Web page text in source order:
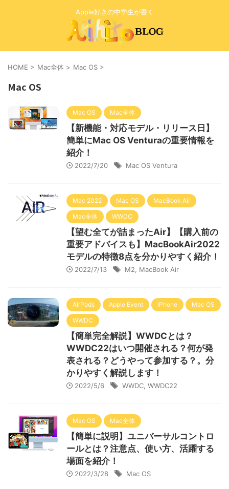
Apple好きの中学生が書く
HOME > Mac全体 > Mac OS >
Mac OS
Mac OS Mac全体
【新機能・対応モデル・リリース日】
簡単にMac OS Venturaの重要情報を
紹介！
2022/7/20 Mac OS Ventura
Mac 2022 Mac OS MacBook Air
Mac全体 WWDC
【望む全てが詰まったAir】【購入前の
重要アドバイスも】MacBookAir2022
モデルの特徴8点を分かりやすく紹介！
2022/7/13 M2 MacBook Air
AirPods Apple Event iPhone Mac OS
WWDC
【簡単完全解説】WWDCとは？
WWDC22はいつ開催される？何が発
表される？どうやって参加する？。分
かりやすく解説します！
2022/5/6 WWDC WWDC22
Mac OS Mac全体
【簡単に説明】ユニバーサルコントロ
ールとは？注意点、使い方、活躍する
場面を紹介！
2022/3/28 Mac OS